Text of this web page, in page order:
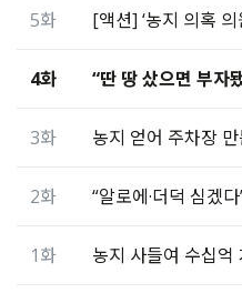
5화
4화
3화
2화
1화